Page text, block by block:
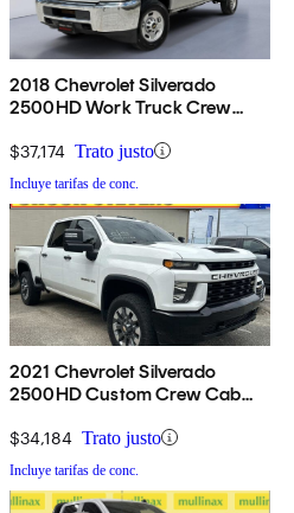
2018 Chevrolet Silverado
2500HD Work Truck Crew
$37,174 Trato justo
Incluye tarifas de conc.
2021 Chevrolet Silverado
2500HD Custom Crew Cab
$34,184 Trato justo
Incluye tarifas de conc.